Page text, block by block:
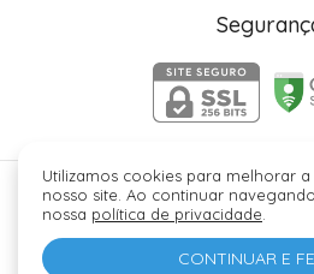
Utilizamos cookies para melhorar
nosso site. Ao continuar
nossa política de privacidade
CONTINUAR E
Júlia Fez Cosméticos -
2026 - Todos os